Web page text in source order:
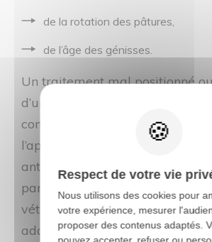
de la rotation des pâtures,
de l’âge des génisses.
Un traitement mal positionné
d’une molécule inappropriée
conduire à une inefficacité, voire
l’apparition de résistances aux
antiparasitaires. Chaque
particulier ; il convient
vétérinaire pour trouver la
adaptée à votre situation.
Respect de votre vie
Nous utilisons des cookies pour
votre expérience, mesurer
proposer des contenus adaptés.